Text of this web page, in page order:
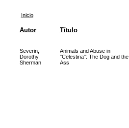
Inicio
Autor Título
Severin,
Dorothy
Sherman
Animals and Abuse in
"Celestina": The Dog and the
Ass